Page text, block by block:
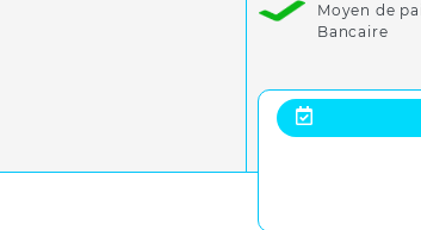
Moyen de
Bancaire